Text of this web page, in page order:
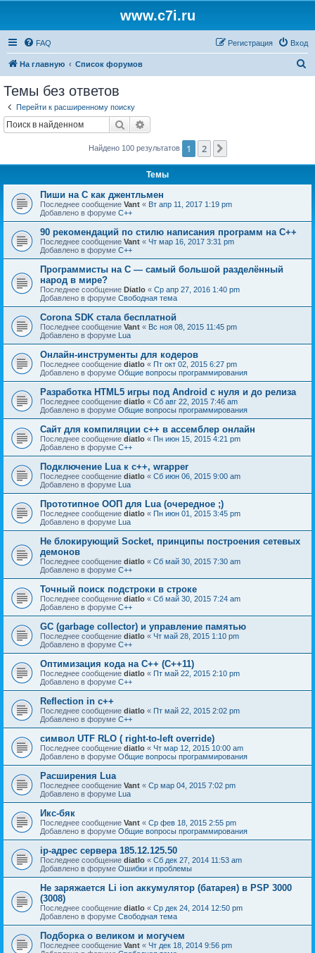
www.c7i.ru
FAQ Вход
Регистрация
На главную Список форумов
Темы без ответов
Перейти к расширенному поиску
Поиск
Найдено 100 результатов 1 2
Темы
Пиши на C как джентльмен
Последнее сообщение Vant « Вт апр 11, 2017 1:19 pm
Добавлено в форуме C++
90 рекомендаций по стилю написания программ на C++
Последнее сообщение Vant « Чт мар 16, 2017 3:31 pm
Добавлено в форуме C++
Программисты на C — самый большой разделённый
народ в мире?
Последнее сообщение Diatlo « Ср апр 27, 2016 1:40 pm
Добавлено в форуме Свободная тема
Corona SDK стала бесплатной
Последнее сообщение Vant « Вс ноя 08, 2015 11:45 pm
Добавлено в форуме Lua
Онлайн-инструменты для кодеров
Последнее сообщение diatlo « Пт окт 02, 2015 6:27 pm
Добавлено в форуме Общие вопросы программирования
Разработка HTML5 игры под Android с нуля и до релиза
Последнее сообщение diatlo « Сб авг 22, 2015 7:46 am
Добавлено в форуме Общие вопросы программирования
Сайт для компиляции c++ в ассемблер онлайн
Последнее сообщение diatlo « Пн июн 15, 2015 4:21 pm
Добавлено в форуме C++
Подключение Lua к c++, wrapper
Последнее сообщение diatlo « Сб июн 06, 2015 9:00 am
Добавлено в форуме Lua
Прототипное ООП для Lua (очередное ;)
Последнее сообщение diatlo « Пн июн 01, 2015 3:45 pm
Добавлено в форуме Lua
Не блокирующий Socket, принципы построения сетевых
демонов
Последнее сообщение diatlo « Сб май 30, 2015 7:30 am
Добавлено в форуме C++
Точный поиск подстроки в строке
Последнее сообщение diatlo « Сб май 30, 2015 7:24 am
Добавлено в форуме C++
GC (garbage collector) и управление памятью
Последнее сообщение diatlo « Чт май 28, 2015 1:10 pm
Добавлено в форуме C++
Оптимизация кода на C++ (C++11)
Последнее сообщение diatlo « Пт май 22, 2015 2:10 pm
Добавлено в форуме C++
Reflection in с++
Последнее сообщение diatlo « Пт май 22, 2015 2:02 pm
Добавлено в форуме C++
символ UTF RLO ( right-to-left override)
Последнее сообщение diatlo « Чт мар 12, 2015 10:00 am
Добавлено в форуме Общие вопросы программирования
Расширения Lua
Последнее сообщение Vant « Ср мар 04, 2015 7:02 pm
Добавлено в форуме Lua
Икс-бяк
Последнее сообщение Vant « Ср фев 18, 2015 2:55 pm
Добавлено в форуме Общие вопросы программирования
ip-адрес сервера 185.12.125.50
Последнее сообщение diatlo « Сб дек 27, 2014 11:53 am
Добавлено в форуме Ошибки и проблемы
Не заряжается Li ion аккумулятор (батарея) в PSP 3000
(3008)
Последнее сообщение diatlo « Ср дек 24, 2014 12:50 pm
Добавлено в форуме Свободная тема
Подборка о великом и могучем
Последнее сообщение Vant « Чт дек 18, 2014 9:56 pm